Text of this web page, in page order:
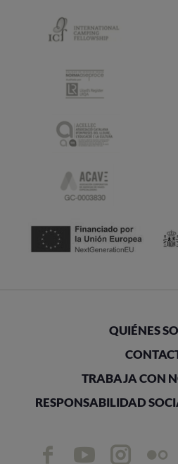
QUIÉNES
TRABAJA CON
RESPONSABILIDAD